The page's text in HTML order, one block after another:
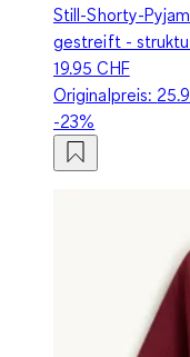
Still-Shorty-
gestreift -
19.95 CHF
Originalpreis:
-23%